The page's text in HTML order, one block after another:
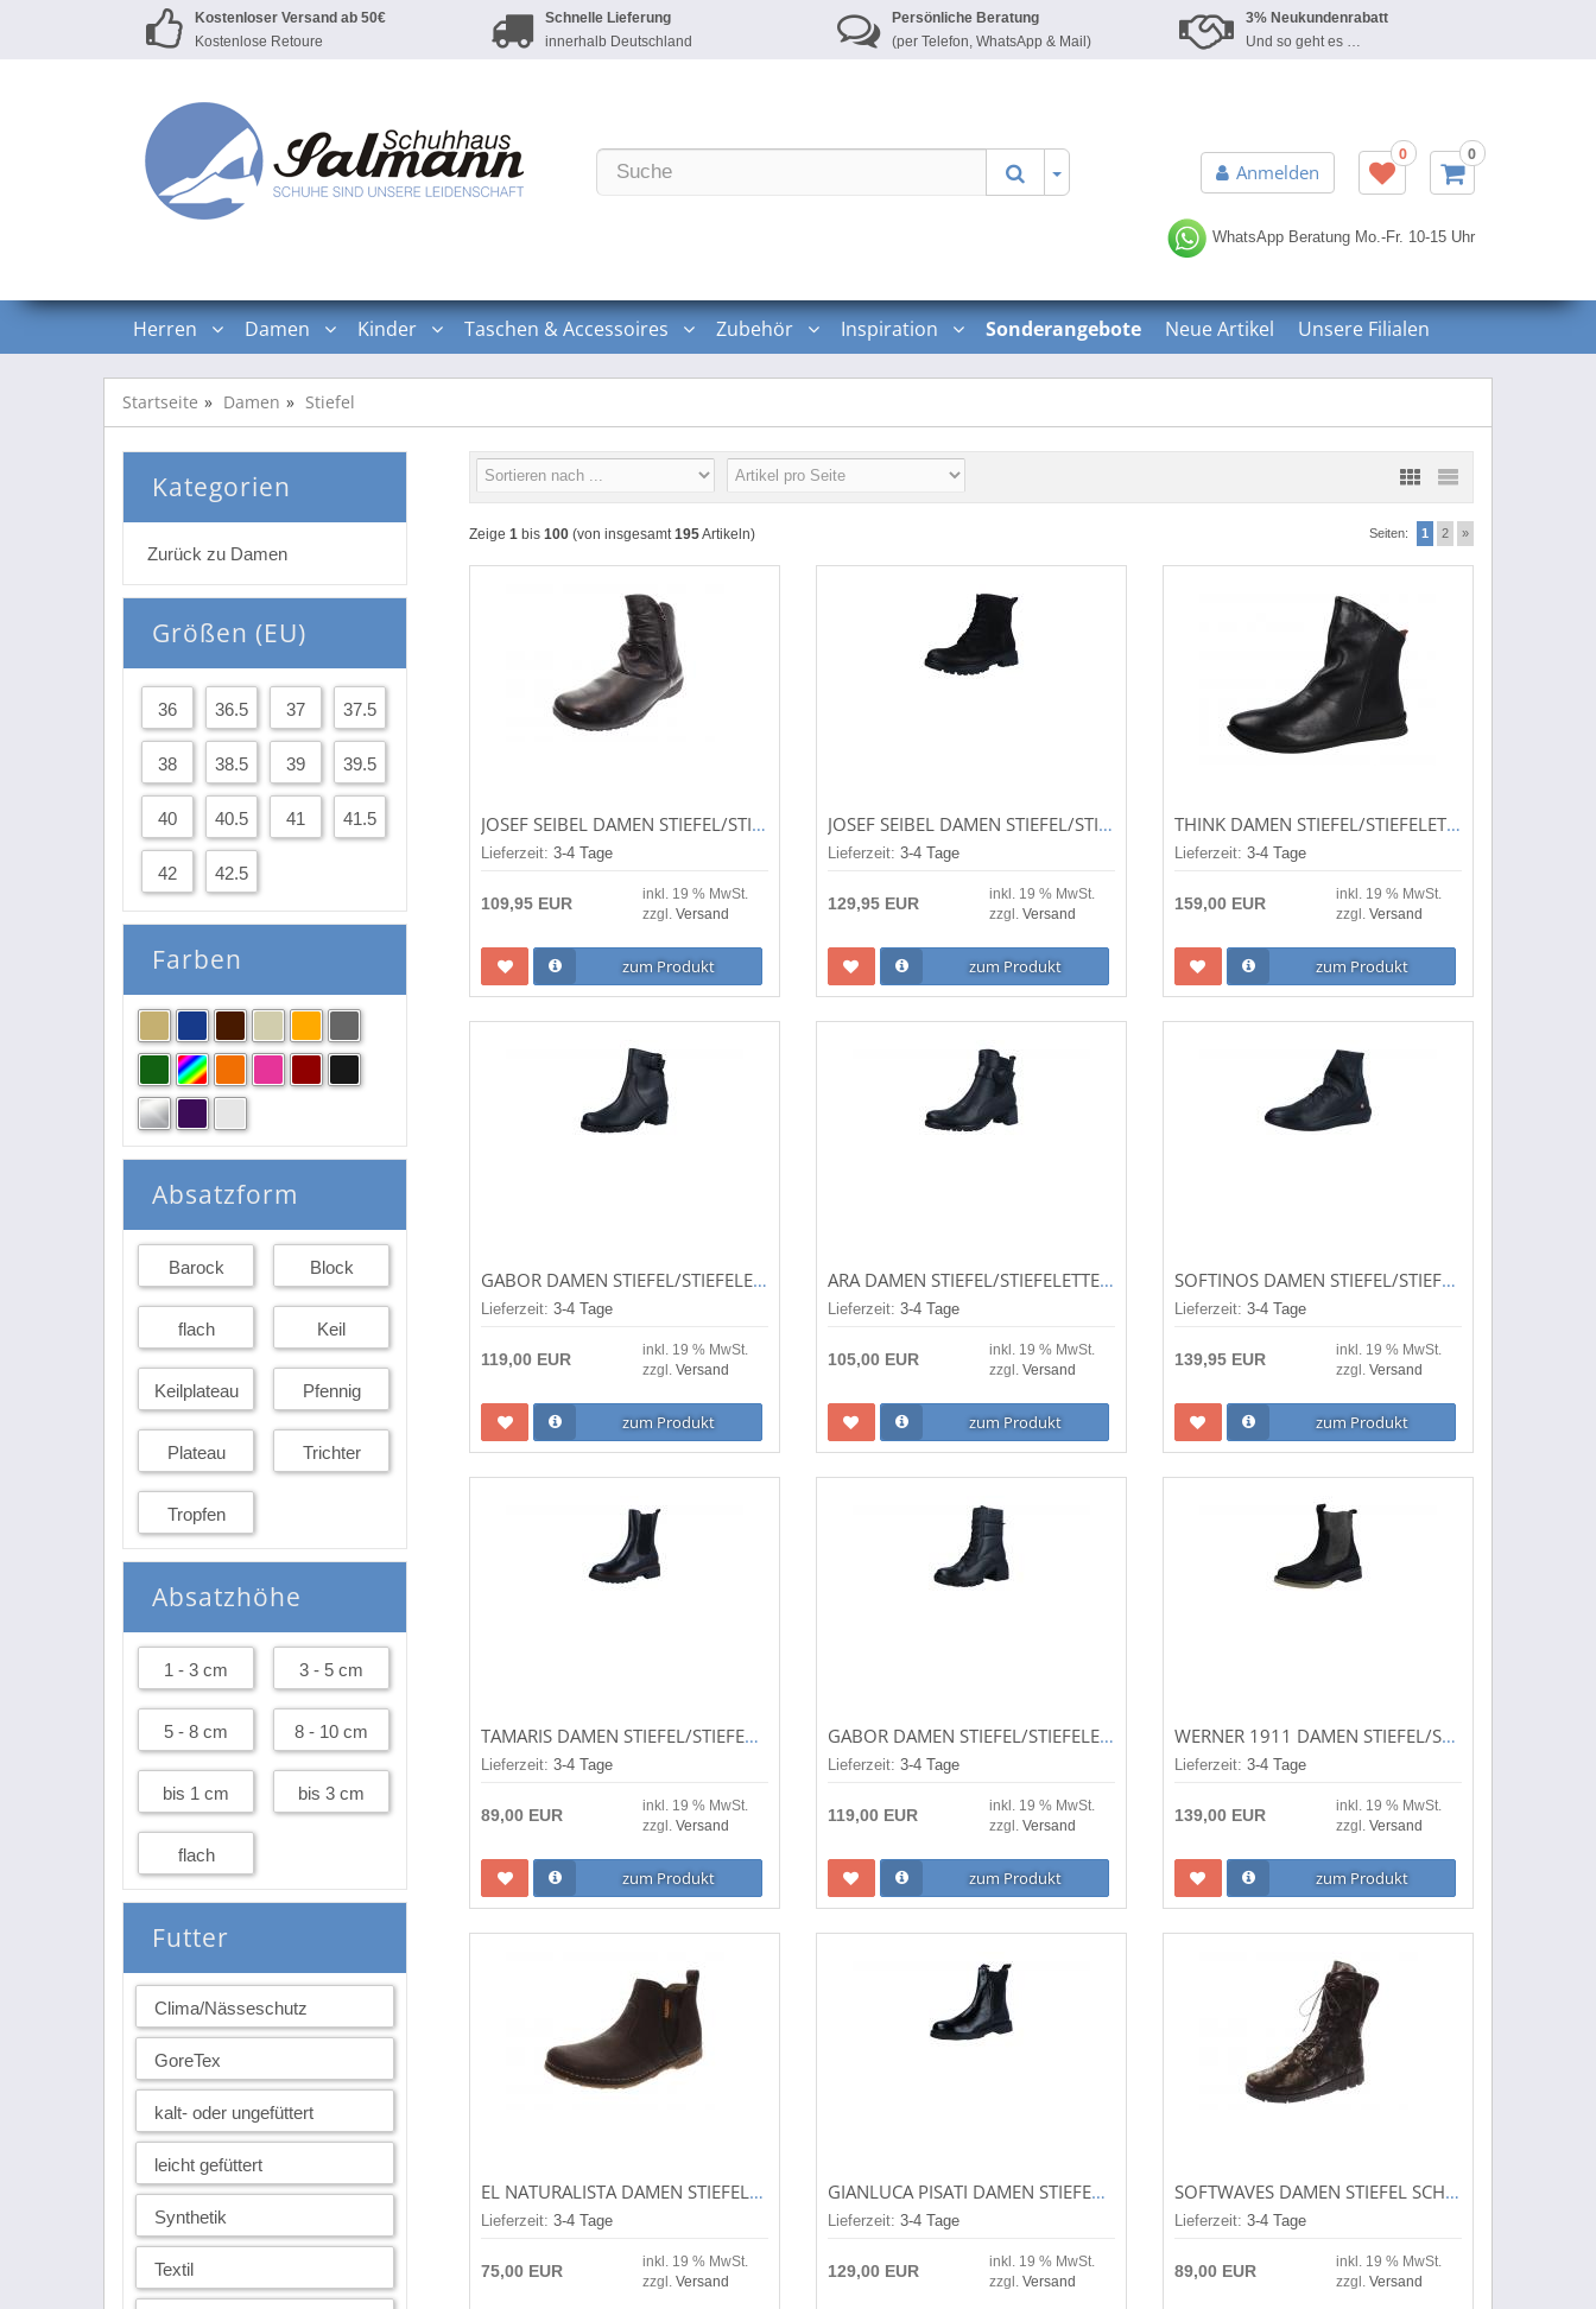
Kostenloser Versand ab 50€
Kostenlose Retoure
Schnelle Lieferung
innerhalb Deutschland
Persönliche Beratung
(per Telefon, WhatsApp & Mail)
3% Neukundenrabatt
Und so geht es …
Anmelden
0 0
WhatsApp BeratungMo.-Fr. 10-15 Uhr
Erweiterte Suche »
Herren Damen Kinder Taschen & Accessoires Zubehör Inspiration Sonderangebote Neue Artikel Unsere Filialen
Startseite Damen Stiefel
Kategorien
Zurück zu Damen
Größen (EU)
36 36.5 37 37.5
38 38.5 39 39.5
40 40.5 41 41.5
42 42.5
Farben
Absatzform
Barock Block
flach Keil
Keilplateau Pfennig
Plateau Trichter
Tropfen
Absatzhöhe
1 - 3 cm 3 - 5 cm
5 - 8 cm 8 - 10 cm
bis 1 cm bis 3 cm
flach
Futter
Clima/Nässeschutz
GoreTex
kalt- oder ungefüttert
leicht gefüttert
Synthetik
Textil
Zeige 1 bis 100 (von insgesamt 195Artikeln) Seiten: 1 2 »
JOSEF SEIBEL DAMEN STIEFEL/STIEFELETTE NALY 24 SCHWARZ 79724VL971/100
Lieferzeit: 3-4 Tage
109,95 EUR
inkl. 19 % MwSt.
zzgl. Versand
zum Produkt
JOSEF SEIBEL DAMEN STIEFEL/STIEFELETTE MELINDA 02 SCHWARZ 89402-100
Lieferzeit: 3-4 Tage
129,95 EUR
inkl. 19 % MwSt.
zzgl. Versand
zum Produkt
THINK DAMEN STIEFEL/STIEFELETTE SPUAT SZ/KOMBI (SCHWARZ) 3-000480-0000
Lieferzeit: 3-4 Tage
159,00 EUR
inkl. 19 % MwSt.
zzgl. Versand
zum Produkt
GABOR DAMEN STIEFEL/STIEFELETTE SCHWARZ(MICRO/UNI) (SCHWARZ) 32.803.57
Lieferzeit: 3-4 Tage
119,00 EUR
inkl. 19 % MwSt.
zzgl. Versand
zum Produkt
ARA DAMEN STIEFEL/STIEFELETTE RONDA-ST SCHWARZ 12-40513-01
Lieferzeit: 3-4 Tage
105,00 EUR
inkl. 19 % MwSt.
zzgl. Versand
zum Produkt
SOFTINOS DAMEN STIEFEL/STIEFELETTE BLACK (SCHWARZ) P900550000
Lieferzeit: 3-4 Tage
139,95 EUR
inkl. 19 % MwSt.
zzgl. Versand
zum Produkt
TAMARIS DAMEN STIEFEL/STIEFELETTE BLACK (SCHWARZ) 1-1-25473-41-001
Lieferzeit: 3-4 Tage
89,00 EUR
inkl. 19 % MwSt.
zzgl. Versand
zum Produkt
GABOR DAMEN STIEFEL/STIEFELETTE SCHWARZ 31.700.27
Lieferzeit: 3-4 Tage
119,00 EUR
inkl. 19 % MwSt.
zzgl. Versand
zum Produkt
WERNER 1911 DAMEN STIEFEL/STIEFELETTE VIKUNIA SCHWARZ 427-48 VIKUNIA
Lieferzeit: 3-4 Tage
139,00 EUR
inkl. 19 % MwSt.
zzgl. Versand
zum Produkt
EL NATURALISTA DAMEN STIEFEL/STIEFELETTE ANGKOR BLACK (SCHWARZ) N959BLACK
Lieferzeit: 3-4 Tage
75,00 EUR
inkl. 19 % MwSt.
zzgl. Versand
GIANLUCA PISATI DAMEN STIEFEL/STIEFELETTE RACHEL SCHWARZ RACHEL
Lieferzeit: 3-4 Tage
129,00 EUR
inkl. 19 % MwSt.
zzgl. Versand
SOFTWAVES DAMEN STIEFEL SCHWARZ KOMB. (GRAU) 6.94.32
Lieferzeit: 3-4 Tage
89,00 EUR
inkl. 19 % MwSt.
zzgl. Versand